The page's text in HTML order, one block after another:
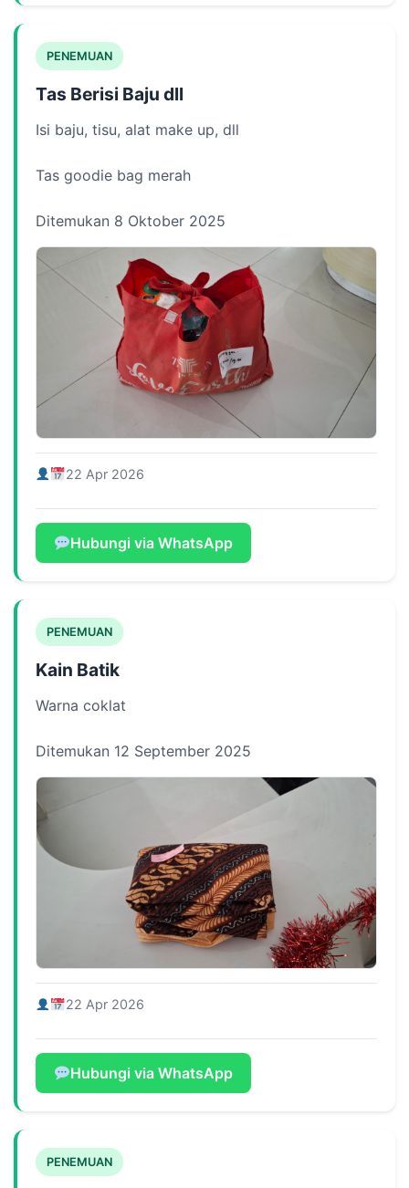
PENEMUAN
Tas Berisi Baju dll
Isi baju, tisu, alat make up, dll
Tas goodie bag merah
Ditemukan 8 Oktober 2025
22 Apr 2026
Hubungi via WhatsApp
PENEMUAN
Kain Batik
Warna coklat
Ditemukan 12 September 2025
22 Apr 2026
Hubungi via WhatsApp
PENEMUAN